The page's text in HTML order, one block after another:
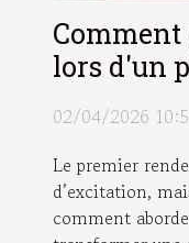
Comment
lors d'un
02/04/2026
Le premier
d’excitation,
comment